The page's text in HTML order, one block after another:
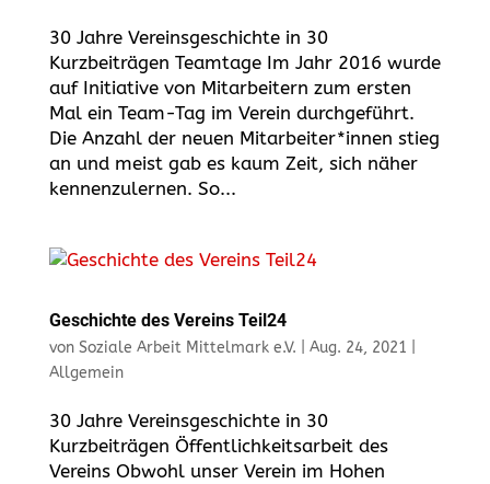
30 Jahre Vereinsgeschichte in 30
Kurzbeiträgen Teamtage Im Jahr 2016 wurde
auf Initiative von Mitarbeitern zum ersten
Mal ein Team-Tag im Verein durchgeführt.
Die Anzahl der neuen Mitarbeiter*innen stieg
an und meist gab es kaum Zeit, sich näher
kennenzulernen. So...
Geschichte des Vereins Teil24
von Soziale Arbeit Mittelmark e.V. Aug. 24, 2021
Allgemein
30 Jahre Vereinsgeschichte in 30
Kurzbeiträgen Öffentlichkeitsarbeit des
Vereins Obwohl unser Verein im Hohen